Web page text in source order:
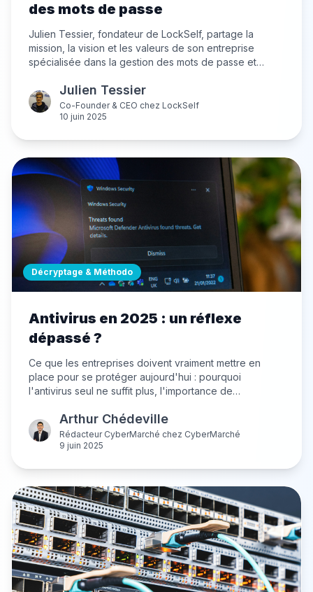
des mots de passe
Julien Tessier, fondateur de LockSelf, partage la
mission, la vision et les valeurs de son entreprise
spécialisée dans la gestion des mots de passe et
genèse de LockSelf, ses spécificités, et sa vision de la
cybersécurité et de la souveraineté numérique.
Julien Tessier
Co-Founder & CEO chez LockSelf
10 juin 2025
Décryptage & Méthodo
Antivirus en 2025 : un réflexe
dépassé ?
Ce que les entreprises doivent vraiment mettre en
place pour se protéger aujourd'hui : pourquoi
l'antivirus seul ne suffit plus, l'importance de
Arthur Chédeville
Rédacteur CyberMarché chez CyberMarché
9 juin 2025